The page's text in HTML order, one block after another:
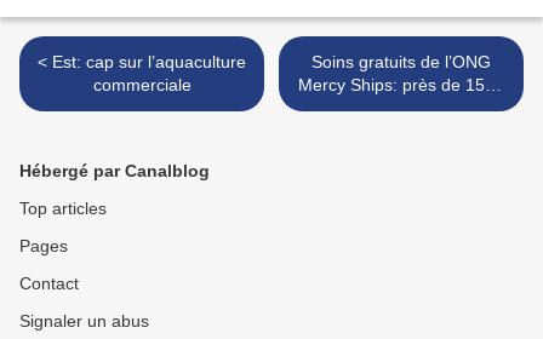
< Est: cap sur l’aquaculture
commerciale
Soins gratuits de l’ONG
Mercy Ships: près de 1500
patients enrôlés à Bertoua
Hébergé par Canalblog
Top articles
Pages
Contact
Signaler un abus